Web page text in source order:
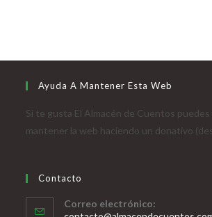
Ayuda A Mantener Esta Web
Si te gusta El Almacén de Cuentos puedes
mantener la web haciendo un donativo
Contacto
Correo electrónico: